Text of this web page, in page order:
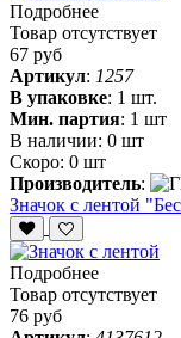
Подробнее
Товар отсутствует
67 руб
Артикул: 1257
В упаковке: 1 шт.
Мин. партия: 1 шт
В наличии: 0 шт
Скоро: 0 шт
Производитель:
Значок с лентой
Подробнее
Товар отсутствует
76 руб